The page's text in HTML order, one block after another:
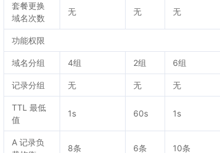
套餐更换
域名次数
无 无 无
功能权限
域名分组 4组 2组 6组
记录分组 无 无 无
TTL 最低
值
1s 60s 1s
A 记录负
8条 6条 10条